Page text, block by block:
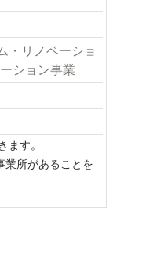
・リノベーショ
ション事業
す。
業所があることを